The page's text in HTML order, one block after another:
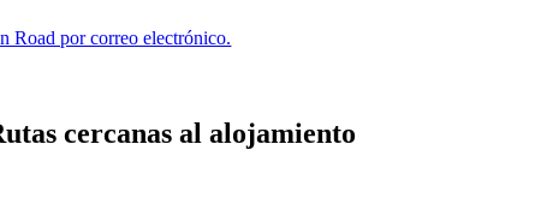
Road por correo electrónico.
cercanas al alojamiento